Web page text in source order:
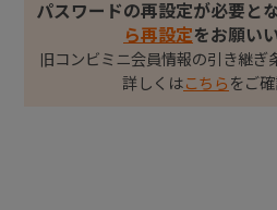
パスワードの再設定が必要と
ら再設定をお願い
旧コンビミニ会員情報の引き継ぎ
詳しくはこちら をご確